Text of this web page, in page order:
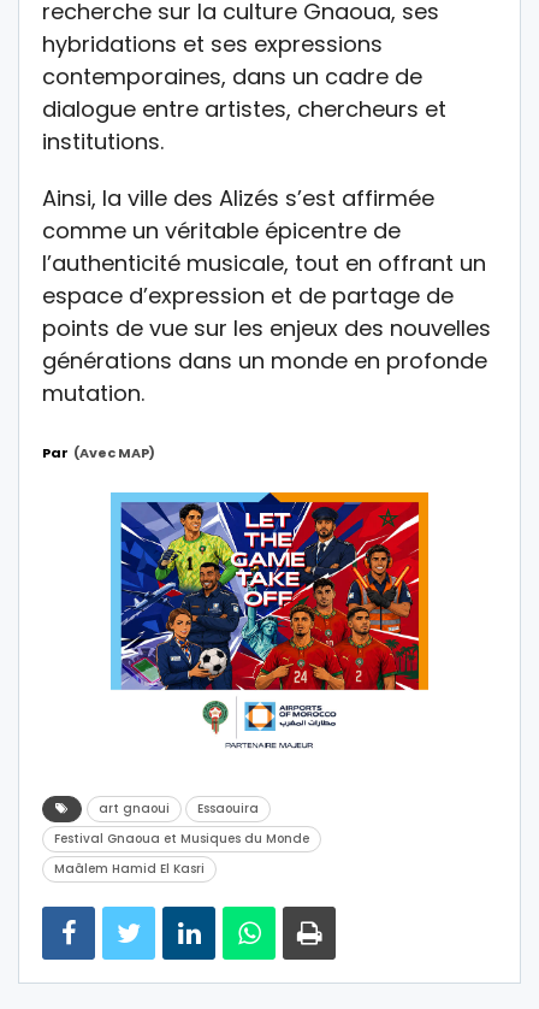
recherche sur la culture Gnaoua, ses
hybridations et ses expressions
contemporaines, dans un cadre de
dialogue entre artistes, chercheurs et
institutions.
Ainsi, la ville des Alizés s’est affirmée
comme un véritable épicentre de
l’authenticité musicale, tout en offrant un
espace d’expression et de partage de
points de vue sur les enjeux des nouvelles
générations dans un monde en profonde
mutation.
Par (avec MAP)
art gnaoui
Essaouira
Festival Gnaoua et Musiques du Monde
Maâlem Hamid El Kasri